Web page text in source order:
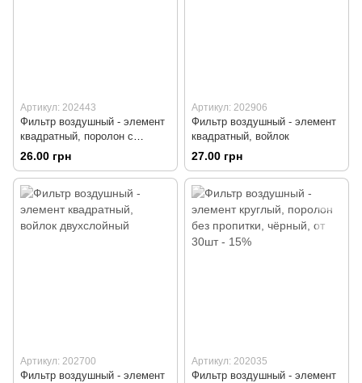
Артикул: 202443
Фильтр воздушный - элемент
квадратный, поролон с
пропиткой, чёрный
26.00 грн
Артикул: 202906
Фильтр воздушный - элемент
квадратный, войлок
27.00 грн
Артикул: 202700
Фильтр воздушный - элемент
Артикул: 202035
Фильтр воздушный - элемент